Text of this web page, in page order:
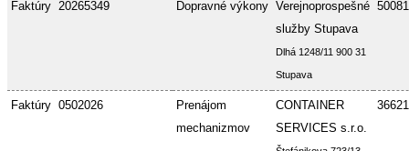
Faktúry 20265349 Dopravné výkony Verejnoprospešné
služby Stupava
Dlhá 1248/11 900 31
Stupava
Faktúry 0502026
Prenájom
mechanizmov
CONTAINER
SERVICES s.r.o.